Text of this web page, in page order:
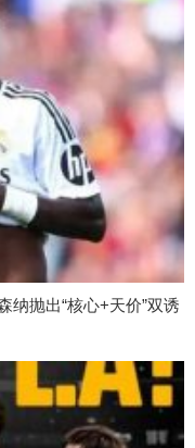
纳抛出“核心+天价”双诱